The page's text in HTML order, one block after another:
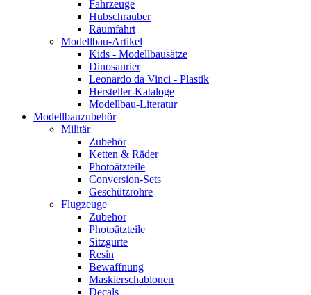
Fahrzeuge
Hubschrauber
Raumfahrt
Modellbau-Artikel
Kids - Modellbausätze
Dinosaurier
Leonardo da Vinci - Plastik
Hersteller-Kataloge
Modellbau-Literatur
Modellbauzubehör
Militär
Zubehör
Ketten & Räder
Photoätzteile
Conversion-Sets
Geschützrohre
Flugzeuge
Zubehör
Photoätzteile
Sitzgurte
Resin
Bewaffnung
Maskierschablonen
Decals